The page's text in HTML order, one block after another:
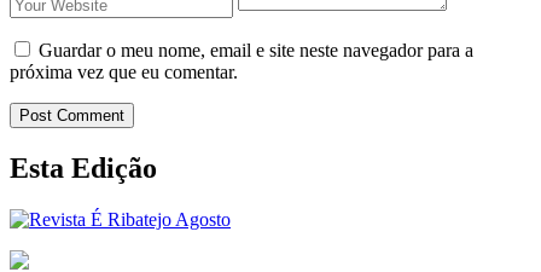
Guardar o meu nome, email e site neste navegador para a
próxima vez que eu comentar.
Post Comment
Esta Edição